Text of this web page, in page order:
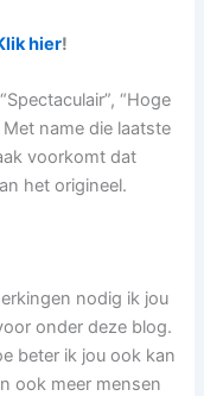
hier!
“Hoge
Met name die laatste
voorkomt dat
het origineel.
nodig ik jou
onder deze blog.
beter ik jou ook kan
ook meer mensen